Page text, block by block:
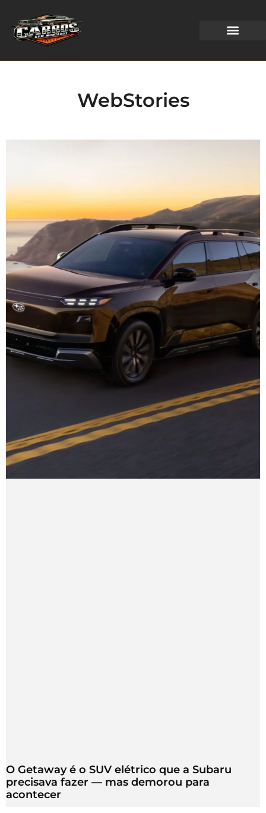
WebStories
O Getaway é o SUV elétrico que a Subaru
precisava fazer — mas demorou para
acontecer